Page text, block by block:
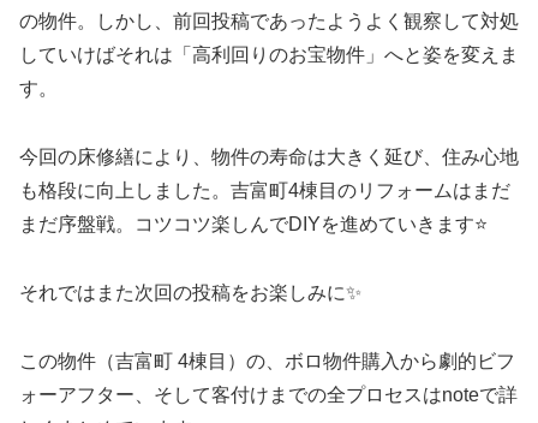
の物件。しかし、前回投稿であったようよく観察して対処
していけばそれは「高利回りのお宝物件」へと姿を変えま
す。
今回の床修繕により、物件の寿命は大きく延び、住み心地
も格段に向上しました。吉富町4棟目のリフォームはまだ
まだ序盤戦。コツコツ楽しんでDIYを進めていきます⭐
それではまた次回の投稿をお楽しみに✨
この物件（吉富町 4棟目）の、ボロ物件購入から劇的ビフ
ォーアフター、そして客付けまでの全プロセスはnoteで詳